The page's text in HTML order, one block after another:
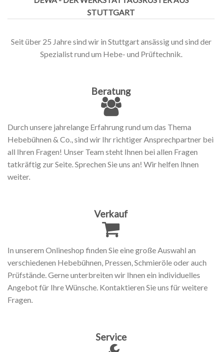
STUTTGART
Seit über 25 Jahre sind wir in Stuttgart ansässig und sind der
Spezialist rund um Hebe- und Prüftechnik.
Beratung
Durch unsere jahrelange Erfahrung rund um das Thema
Hebebühnen & Co., sind wir Ihr richtiger Ansprechpartner bei
all Ihren Fragen! Unser Team steht Ihnen bei allen Fragen
tatkräftig zur Seite. Sprechen Sie uns an! Wir helfen Ihnen
weiter.
Verkauf
In unserem Onlineshop finden Sie eine große Auswahl an
verschiedenen Hebebühnen, Pressen, Schmieröle oder auch
Prüfstände. Gerne unterbreiten wir Ihnen ein individuelles
Angebot für Ihre Wünsche. Kontaktieren Sie uns für weitere
Fragen.
Service